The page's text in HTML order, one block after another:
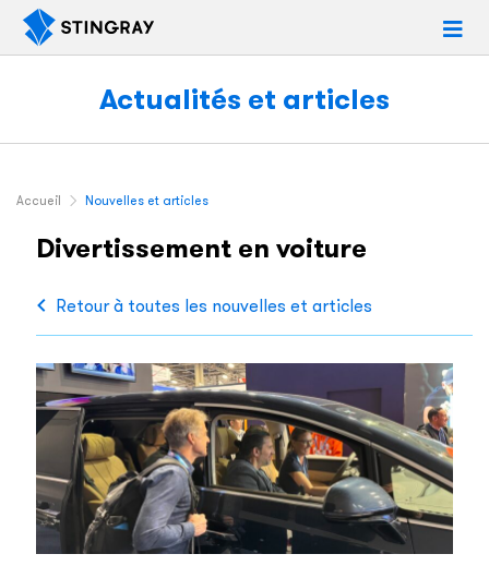
Actualités et articles
Accueil Nouvelles et articles
Divertissement en voiture
Retour à toutes les nouvelles et articles